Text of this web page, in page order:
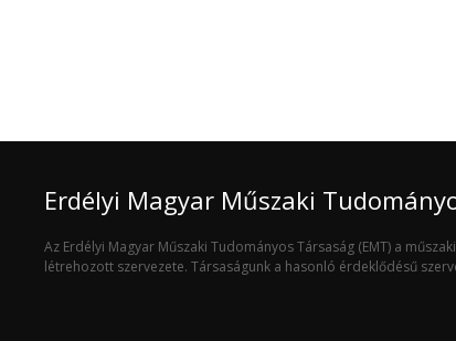
Erdélyi Magyar Műszaki
Az Erdélyi Magyar Műszaki Tudományos Társaság (EMT) a
létrehozott szervezete. Társaságunk a hasonló érdeklődésű